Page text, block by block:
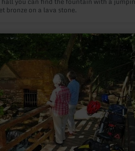
bronze on a lava stone.